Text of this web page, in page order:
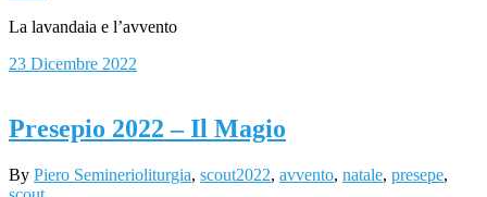
La lavandaia e l’avvento
23 Dicembre 2022
Presepio 2022 – Il Magio
By Piero Seminerioliturgia, scout2022, avvento, natale, presepe,